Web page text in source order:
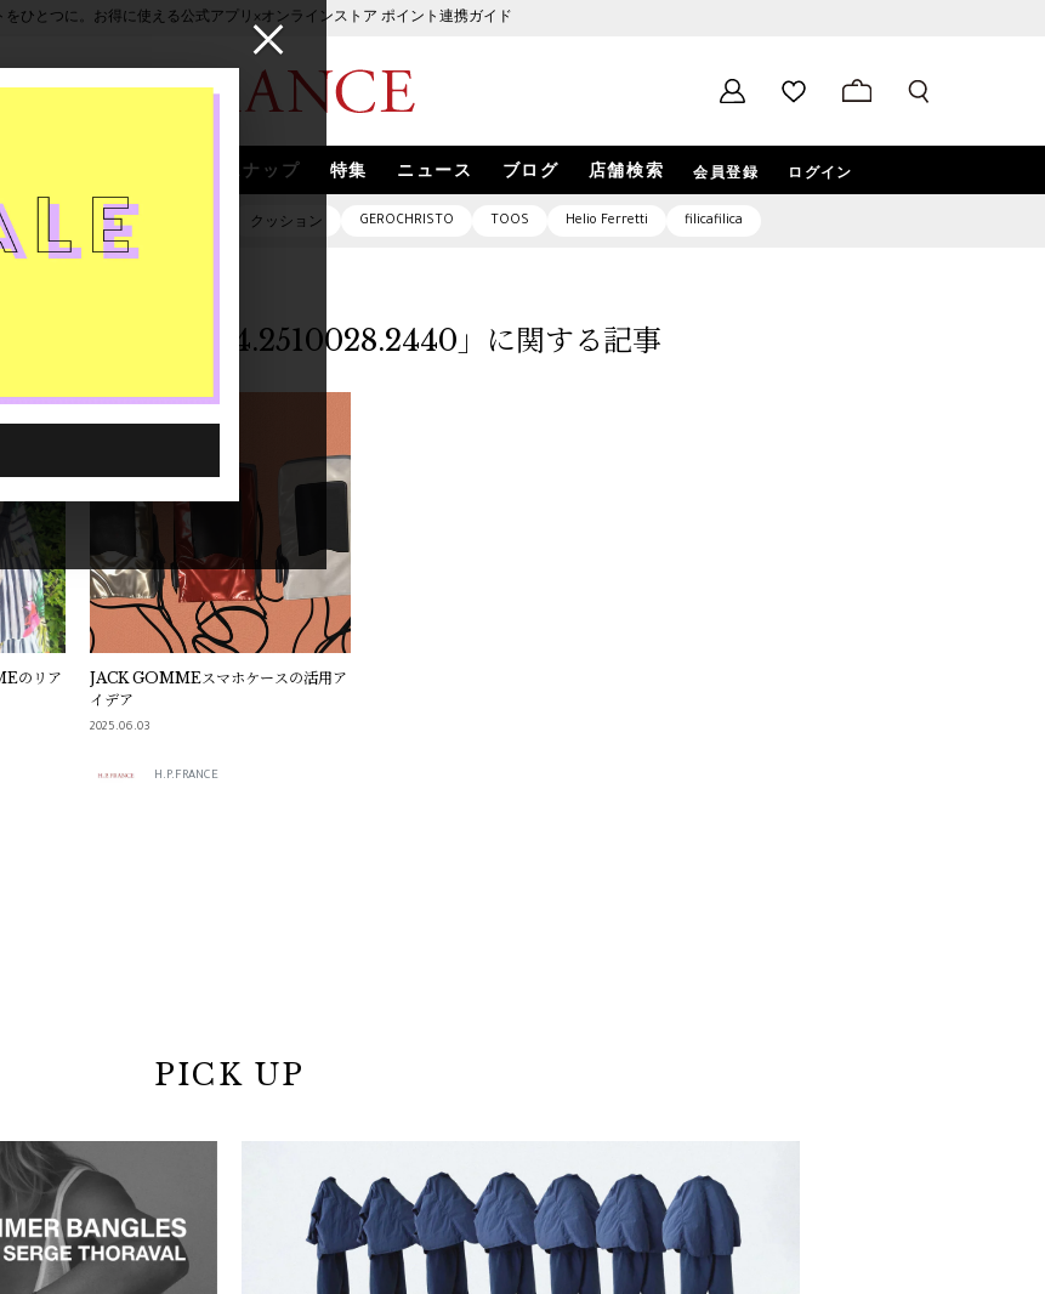
をひとつに。お得に使える公式アプリ×オンラインストア ポイント連携ガイド
スナップ 特集 ニュース ブログ 店舗検索 会員登録 ログイン
ス バッグ クッション GEROCHRISTO TOOS Helio Ferretti filicafilica
「0000004.2510028.2440」に関する記事
のリア
JACK GOMMEスマホケースの活用ア
イデア
2025.06.03
H.P.FRANCE
PICK UP